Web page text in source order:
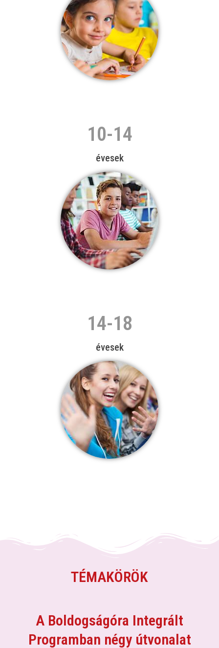
10-14
évesek
14-18
évesek
TÉMAKÖRÖK
A Boldogságóra Integrált
Programban négy útvonalat